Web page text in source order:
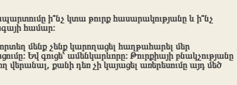
ի՞նչ կտա թուրք հասարակությանը և ի՞նչ
համար։
մենք չենք կարողացել հաղթահարել մեր
Եվ գուցե՝ ամենկարևորը։ Թուրքիայի բնակչությանը
վերանալ, քանի դեռ չի կայացել առերեսումը այդ մեծ